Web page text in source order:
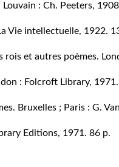
Louvain : Ch. Peeters,
Vie intellectuelle, 1922.
rois et autres poèmes.
: Folcroft Library,
Bruxelles ; Paris : G.
Editions, 1971. 86 p.